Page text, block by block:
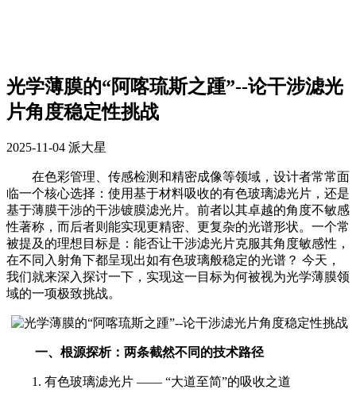
光学薄膜的“阿喀琉斯之踵”--论干涉滤光
片角度稳定性挑战
2025-11-04 派大星
在色彩管理、传感检测和精密成像等领域，设计者常常面
临一个核心选择：使用基于材料吸收的有色玻璃滤光片，还是
基于薄膜干涉的干涉镀膜滤光片。前者以其卓越的角度不敏感
性著称，而后者则能实现更精密、更复杂的光谱形状。一个常
被提及的理想目标是：能否让干涉滤光片克服其角度敏感性，
在不同入射角下都呈现出如有色玻璃般稳定的光谱？ 今天，
我们就来深入探讨一下，实现这一目标为何被视为光学薄膜领
域的一项极致挑战。
一、根源探析：两条截然不同的技术路径
1. 有色玻璃滤光片 —— “大道至简”的吸收之道